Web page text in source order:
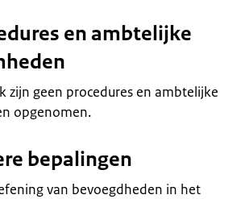
en ambtelijke
zijn geen procedures en ambtelijke
opgenomen.
bepalingen
van bevoegdheden in het